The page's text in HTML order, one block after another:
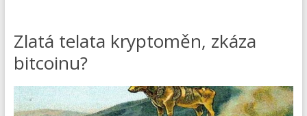
Zlatá telata kryptoměn, zkáza
bitcoinu?